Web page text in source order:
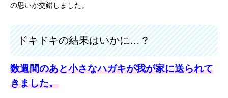
の思いが交錯しました。
ドキドキの結果はいかに…？
数週間のあと小さなハガキが我が家に送られて
きました。